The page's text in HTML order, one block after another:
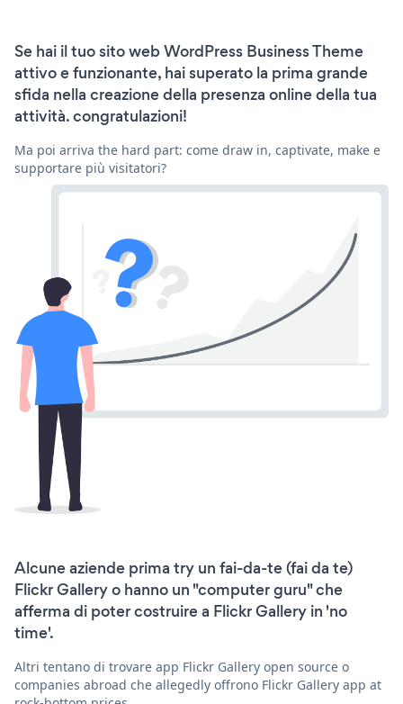
Se hai il tuo sito web WordPress Business Theme
attivo e funzionante, hai superato la prima grande
sfida nella creazione della presenza online della tua
attività. congratulazioni!
Ma poi arriva the hard part: come draw in, captivate, make e
supportare più visitatori?
Alcune aziende prima try un fai-da-te (fai da te)
Flickr Gallery o hanno un "computer guru" che
afferma di poter costruire a Flickr Gallery in 'no
time'.
Altri tentano di trovare app Flickr Gallery open source o
companies abroad che allegedly offrono Flickr Gallery app at